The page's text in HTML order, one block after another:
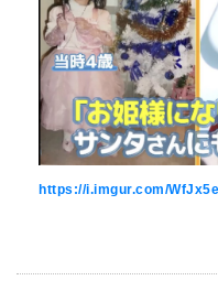
https://i.imgur.com/